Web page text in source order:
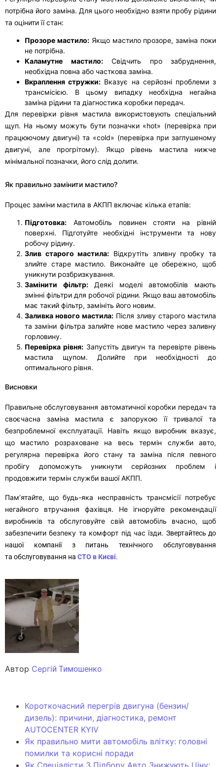
потрібна його заміна. Для цього необхідно взяти пробу рідини
та оцінити її стан:
Прозоре мастило:Якщо мастило прозоре, заміна поки
не потрібна.
Каламутне мастило:Свідчить про забруднення,
необхідна повна або часткова заміна.
Вкраплення стружки: Вказує на серйозні проблеми з
трансмісією. В цьому випадку необхідна негайна
заміна рідини та діагностика коробки передач.
Для перевірки рівня мастила використовують спеціальний
щуп. На ньому можуть бути позначки «hot» (перевірка при
працюючому двигуні) та «cold» (перевірка при заглушеному
двигуні, але прогрітому). Якщо рівень мастила нижче
мінімальної позначки, його слід долити.
Як правильно замінити мастило?
Процес заміни мастила в АКПП включає кілька етапів:
Підготовка: Автомобіль повинен стояти на рівній
поверхні. Підготуйте необхідні інструменти та нову
робочу рідину.
Злив старого мастила: Відкрутіть зливну пробку та
злийте старе мастило. Виконайте це обережно, щоб
уникнути розбризкування.
Замінити фільтр:Деякі моделі автомобілів мають
змінні фільтри для робочої рідини. Якщо ваш автомобіль
має такий фільтр, замініть його новим.
Заливка нового мастила: Після зливу старого мастила
та заміни фільтра залийте нове мастило через заливну
горловину.
Перевірка рівня: Запустіть двигун та перевірте рівень
мастила щупом. Долийте при необхідності до
оптимального рівня.
Висновки
Правильне обслуговування автоматичної коробки передач та
своєчасна заміна мастила є запорукою її тривалої та
безпроблемної експлуатації. Навіть якщо виробник вказує,
що мастило розраховане на весь термін служби авто,
регулярна перевірка його стану та заміна після певного
пробігу допоможуть уникнути серйозних проблем і
продовжити термін служби вашої АКПП.
Пам’ятайте, що будь-яка несправність трансмісії потребує
негайного втручання фахівця. Не ігноруйте рекомендації
виробників та обслуговуйте свій автомобіль вчасно, щоб
забезпечити безпеку та комфорт під час їзди. Звертайтесь до
нашої компанії з питань технічного обслуговування
та обслуговування на СТО в Києві.
Автор Сергій Тимошенко
Короткочасний перегрів двигуна (бензин/
дизель): причини, діагностика, ремонт
AUTOCENTER KYIV
Як правильно мити автомобіль влітку: головні
помилки та корисні поради